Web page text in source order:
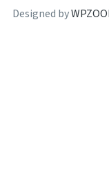
Designed by